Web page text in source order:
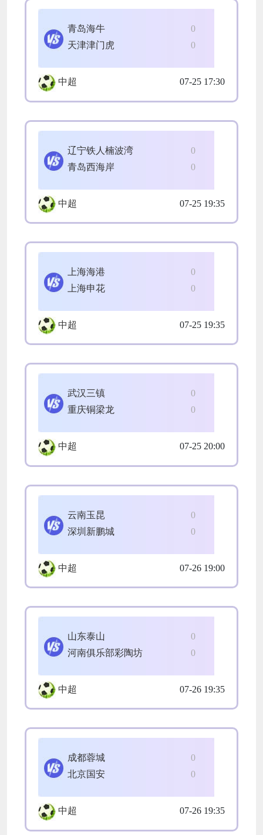
0
青岛海牛
0
天津津门虎
中超 07-25 17:30
0
辽宁铁人楠波湾
0
青岛西海岸
中超 07-25 19:35
0
上海海港
0
上海申花
中超 07-25 19:35
0
武汉三镇
0
重庆铜梁龙
中超 07-25 20:00
0
云南玉昆
0
深圳新鹏城
中超 07-26 19:00
0
山东泰山
0
河南俱乐部彩陶坊
中超 07-26 19:35
0
成都蓉城
0
北京国安
中超 07-26 19:35